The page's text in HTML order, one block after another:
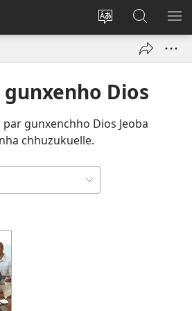
Bsha
Iniciar
sesión
ventana)
Beyilj
le
JW.ORG
Dios
gunxenchho Dios Jeoba
chhuzukuelle.